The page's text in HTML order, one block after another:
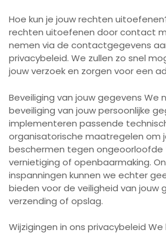
Hoe kun je jouw rechten
rechten uitoefenen door contact
nemen via de contactgegevens
privacybeleid. We zullen zo snel
jouw verzoek en zorgen voor een
Beveiliging van jouw gegevens We
beveiliging van jouw persoonlijke
implementeren passende
organisatorische maatregelen om
beschermen tegen ongeoorloofde
vernietiging of openbaarmaking.
inspanningen kunnen we echter
bieden voor de veiligheid van jouw
verzending of opslag.
Wijzigingen in ons privacybeleid